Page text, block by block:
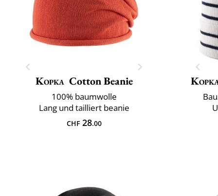
Kopka Cotton Beanie
100% baumwolle
Lang und tailliert beanie
CHF28.00